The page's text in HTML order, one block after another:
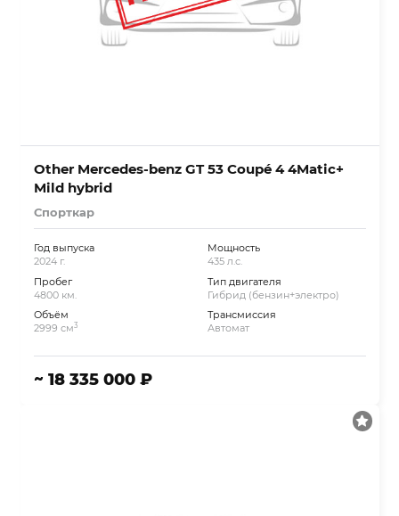
Other Mercedes-benz GT 53 Coupé 4 4Matic+
Mild hybrid
Спорткар
Год выпуска
2024 г.
Пробег
4800 км.
Объём
2999 см3
Мощность
435 л.с.
Тип двигателя
Гибрид (бензин+электро)
Трансмиссия
Автомат
~ 18 335 000 ₽